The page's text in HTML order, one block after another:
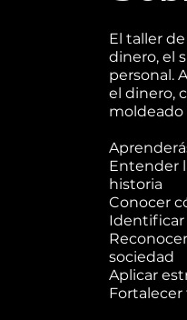
El taller
dinero, el
personal.
el dinero,
moldeado
Entender
historia
Conocer
Identificar
sociedad
Aplicar